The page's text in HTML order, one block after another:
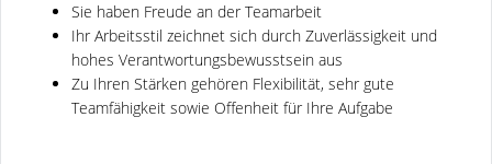
Sie haben Freude an der Teamarbeit
Ihr Arbeitsstil zeichnet sich durch Zuverlässigkeit und
hohes Verantwortungsbewusstsein aus
Zu Ihren Stärken gehören Flexibilität, sehr gute
Teamfähigkeit sowie Offenheit für Ihre Aufgabe